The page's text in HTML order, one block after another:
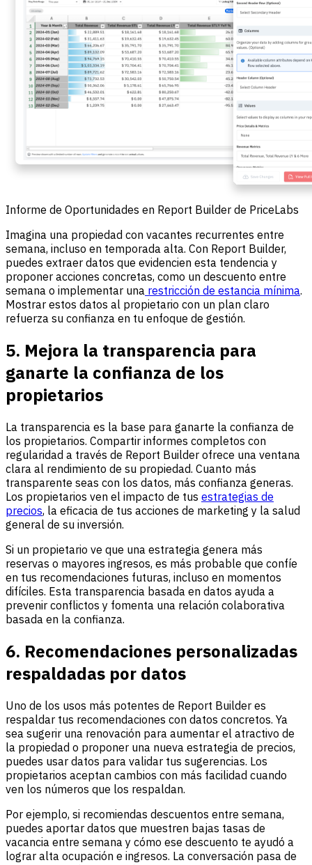
Informe de Oportunidades en Report Builder de PriceLabs
Imagina una propiedad con vacantes recurrentes entre
semana, incluso en temporada alta. Con Report Builder,
puedes extraer datos que evidencien esta tendencia y
proponer acciones concretas, como un descuento entre
semana o implementar una restricción de estancia mínima.
Mostrar estos datos al propietario con un plan claro
refuerza su confianza en tu enfoque de gestión.
5. Mejora la transparencia para
ganarte la confianza de los
propietarios
La transparencia es la base para ganarte la confianza de
los propietarios. Compartir informes completos con
regularidad a través de Report Builder ofrece una ventana
clara al rendimiento de su propiedad. Cuanto más
transparente seas con los datos, más confianza generas.
Los propietarios ven el impacto de tus estrategias de
precios, la eficacia de tus acciones de marketing y la salud
general de su inversión.
Si un propietario ve que una estrategia genera más
reservas o mayores ingresos, es más probable que confíe
en tus recomendaciones futuras, incluso en momentos
difíciles. Esta transparencia basada en datos ayuda a
prevenir conflictos y fomenta una relación colaborativa
basada en la confianza.
6. Recomendaciones personalizadas
respaldadas por datos
Uno de los usos más potentes de Report Builder es
respaldar tus recomendaciones con datos concretos. Ya
sea sugerir una renovación para aumentar el atractivo de
la propiedad o proponer una nueva estrategia de precios,
puedes usar datos para validar tus sugerencias. Los
propietarios aceptan cambios con más facilidad cuando
ven los números que los respaldan.
Por ejemplo, si recomiendas descuentos entre semana,
puedes aportar datos que muestren bajas tasas de
vacancia entre semana y cómo ese descuento te ayudó a
lograr alta ocupación e ingresos. La conversación pasa de